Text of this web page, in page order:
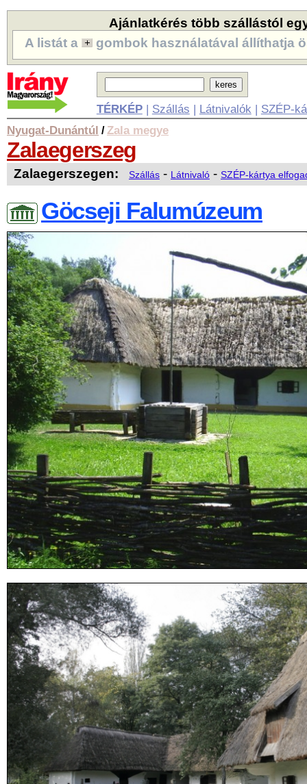
Ajánlatkérés több szállástól
A listát a
gombok használatával állíthatja
TÉRKÉP| Szállás | Látnivalók | SZÉP-
Nyugat-Dunántúl /Zala megye
Zalaegerszeg
Zalaegerszegen: Szállás - Látnivaló - SZÉP-kártya
Göcseji Falumúzeum